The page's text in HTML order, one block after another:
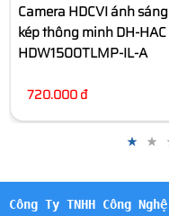
Camera HDCVI 2MP
DAHUA DH-HAC-
HFW1200RLP-IL-T
350.000 đ
Công Ty TNHH Công Nghệ